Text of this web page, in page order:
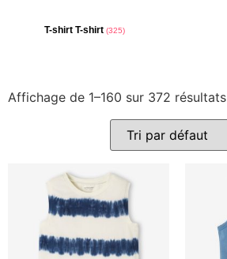
T-shirt T-shirt (325)
Affichage de 1–160 sur 372 résultats